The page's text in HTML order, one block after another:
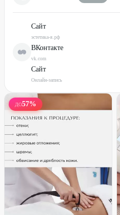
Сайт
эстетика-я.рф
ВКонтакте
vk.com
Сайт
Онлайн-запись
ДО57%